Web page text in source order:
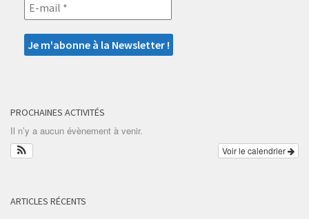
PROCHAINES ACTIVITÉS
Il n’y a aucun évènement à venir.
Voir le calendrier
ARTICLES RÉCENTS